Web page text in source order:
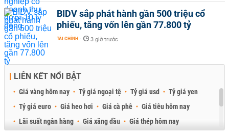
BIDV sắp phát hành gần 500 triệu cổ
phiếu, tăng vốn lên gần 77.800 tỷ
TÀI CHÍNH - 3 giờ trước
LIÊN KẾT NỔI BẬT
Giá vàng hôm nay Tỷ giá ngoại tệ Tỷ giá usd
Tỷ giá yen
Tỷ giá euro
Giá heo hơi Giá cà phê
Giá tiêu hôm nay
Lãi suất ngân hàng
Giá xăng dầu
Giá thép hôm nay